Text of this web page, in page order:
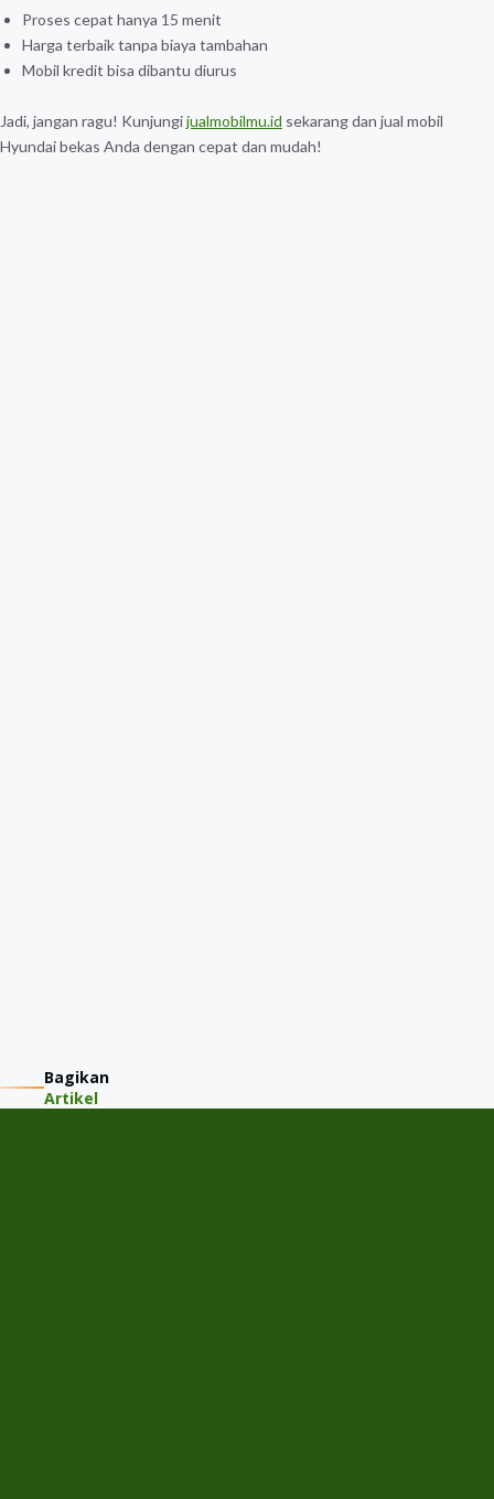
Proses cepat hanya 15 menit
Harga terbaik tanpa biaya tambahan
Mobil kredit bisa dibantu diurus
Jadi, jangan ragu! Kunjungijualmobilmu.id sekarang dan jual mobil
Hyundai bekas Anda dengan cepat dan mudah!
Bagikan
Artikel